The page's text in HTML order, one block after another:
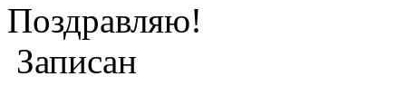
Поздравляю!
Записан